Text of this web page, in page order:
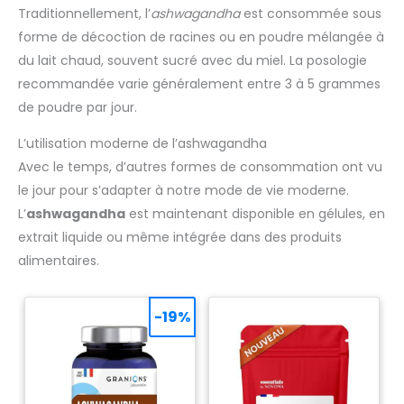
Traditionnellement, l’ashwagandhaest consommée sous
forme de décoction de racines ou en poudre mélangée à
du lait chaud, souvent sucré avec du miel. La posologie
recommandée varie généralement entre 3 à 5 grammes
de poudre par jour.
L’utilisation moderne de l’ashwagandha
Avec le temps, d’autres formes de consommation ont vu
le jour pour s’adapter à notre mode de vie moderne.
L’ashwagandha est maintenant disponible en gélules, en
extrait liquide ou même intégrée dans des produits
alimentaires.
-19%